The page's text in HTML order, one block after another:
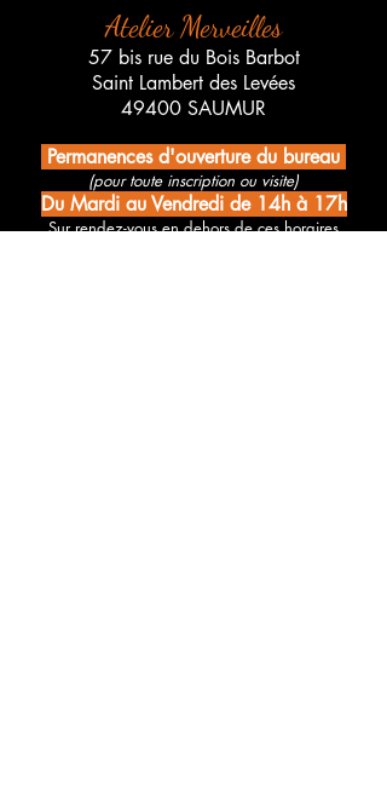
Atelier Merveilles
57 bis rue du Bois Barbot
Saint Lambert des Levées
49400 SAUMUR
Permanences d'ouverture du bureau
(pour toute inscription ou visite)
Du Mardi au Vendredi de 14h à 17h
Sur rendez-vous en dehors de ces horaires